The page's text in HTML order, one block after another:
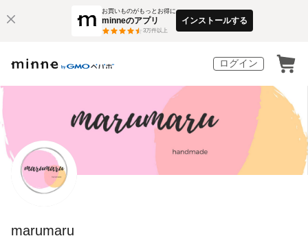
お買いものがもっとお得に
minneのアプリ
3万件以上
インストールする
ログイン
marumaru